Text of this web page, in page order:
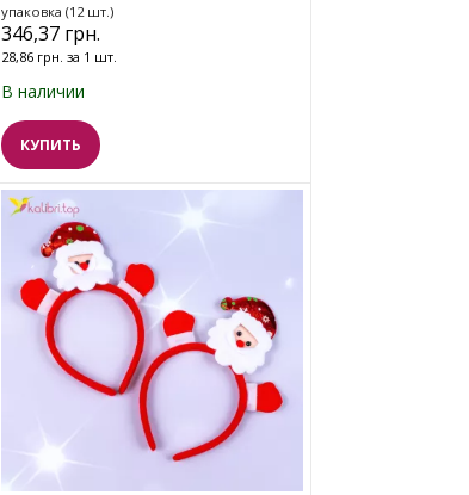
упаковка (12 шт.)
346,37 грн.
28,86 грн. за 1 шт.
В наличии
КУПИТЬ